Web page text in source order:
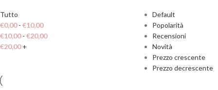
Tutto
€0,00- €10,00
€10,00- €20,00
€20,00+
Default
Popolarità
Recensioni
Novità
Prezzo crescente
Prezzo decrescente